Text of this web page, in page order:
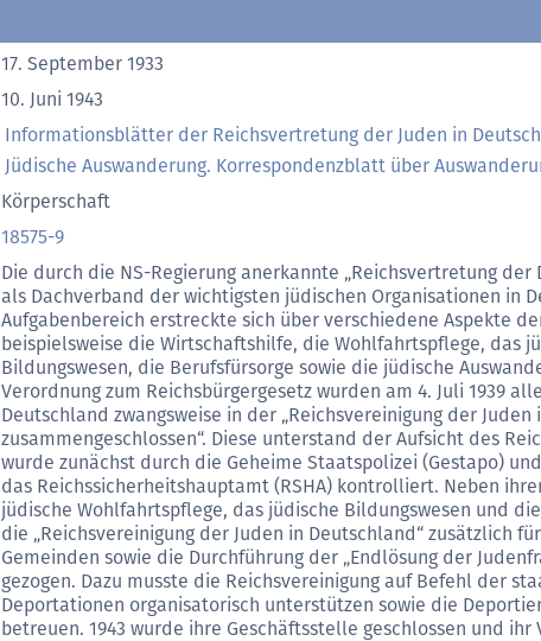
17. September 1933
10. Juni 1943
Informationsblätter der Reichsvertretung der Juden in
Jüdische Auswanderung. Korrespondenzblatt über
Körperschaft
18575-9
Die durch die NS-Regierung anerkannte „Reichsvertretung der
als Dachverband der wichtigsten jüdischen Organisationen in
Aufgabenbereich erstreckte sich über verschiedene Aspekte
beispielsweise die Wirtschaftshilfe, die Wohlfahrtspflege, das
Bildungswesen, die Berufsfürsorge sowie die jüdische
Verordnung zum Reichsbürgergesetz wurden am 4. Juli 1939
Deutschland zwangsweise in der „Reichsvereinigung der Juden
zusammengeschlossen“. Diese unterstand der Aufsicht des
wurde zunächst durch die Geheime Staatspolizei (Gestapo)
das Reichssicherheitshauptamt (RSHA) kontrolliert. Neben
jüdische Wohlfahrtspflege, das jüdische Bildungswesen und
die „Reichsvereinigung der Juden in Deutschland“ zusätzlich
Gemeinden sowie die Durchführung der „Endlösung der
gezogen. Dazu musste die Reichsvereinigung auf Befehl der
Deportationen organisatorisch unterstützen sowie die
betreuen. 1943 wurde ihre Geschäftsstelle geschlossen und ihr